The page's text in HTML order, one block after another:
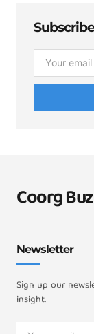
Coorg
Newsletter
Sign up our
insight.